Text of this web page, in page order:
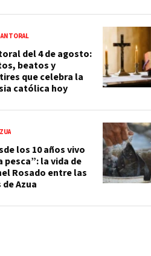
del 4 de agosto:
beatos y
que celebra la
católica hoy
los 10 años vivo
pesca”: la vida de
Rosado entre las
Azua